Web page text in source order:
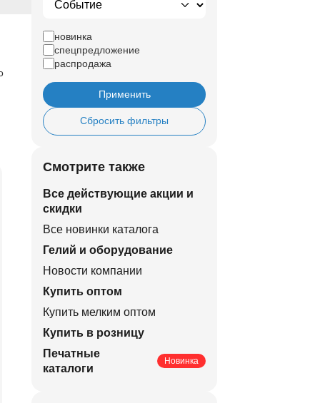
новинка
спецпредложение
распродажа
Применить
Сбросить фильтры
Смотрите также
Все действующие акции и
скидки
Все новинки каталога
Гелий и оборудование
Новости компании
Купить оптом
Купить мелким оптом
Купить в розницу
Печатные
каталоги
Новинка